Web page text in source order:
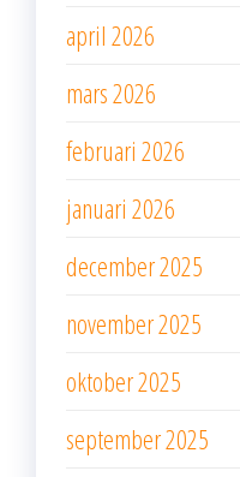
april 2026
mars 2026
februari 2026
januari 2026
december 2025
november 2025
oktober 2025
september 2025